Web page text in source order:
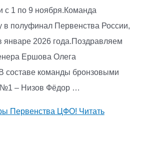
с 1 по 9 ноября.️Команда
в полуфинал Первенства России,
январе 2026 года.Поздравляем
Ершова Олега
составе команды бронзовыми
№1 – Низов Фёдор …
Первенства ЦФО! Читать